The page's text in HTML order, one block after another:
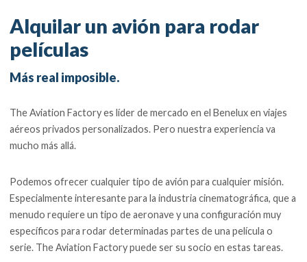
Alquilar un avión para rodar
películas
Más real imposible.
The Aviation Factory es líder de mercado en el Benelux en viajes
aéreos privados personalizados. Pero nuestra experiencia va
mucho más allá.
Podemos ofrecer cualquier tipo de avión para cualquier misión.
Especialmente interesante para la industria cinematográfica, que a
menudo requiere un tipo de aeronave y una configuración muy
específicos para rodar determinadas partes de una película o
serie. The Aviation Factory puede ser su socio en estas tareas.